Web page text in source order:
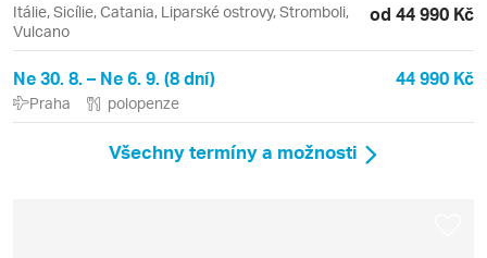
Itálie, Sicílie, Catania, Liparské ostrovy, Stromboli,
Vulcano
od 44 990 Kč
Ne 30. 8. – Ne 6. 9. (8 dní) 44 990 Kč
Praha polopenze
Všechny termíny a možnosti